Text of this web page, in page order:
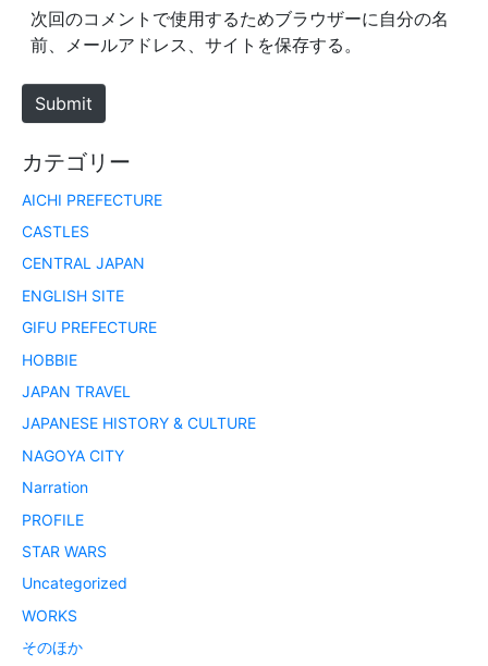
e
次回のコメントで使用するためブラウザーに自分の名
前、メールアドレス、サイトを保存する。
Submit
カテゴリー
AICHI PREFECTURE
CASTLES
CENTRAL JAPAN
ENGLISH SITE
GIFU PREFECTURE
HOBBIE
JAPAN TRAVEL
JAPANESE HISTORY & CULTURE
NAGOYA CITY
Narration
PROFILE
STAR WARS
Uncategorized
WORKS
そのほか